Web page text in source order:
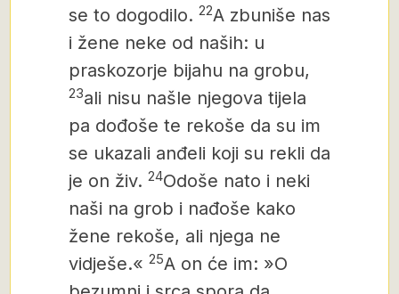
se to dogodilo. 22A zbuniše nas
i žene neke od naših: u
praskozorje bijahu na grobu,
23ali nisu našle njegova tijela
pa dođoše te rekoše da su im
se ukazali anđeli koji su rekli da
je on živ. 24Odoše nato i neki
naši na grob i nađoše kako
žene rekoše, ali njega ne
vidješe.« 25A on će im: »O